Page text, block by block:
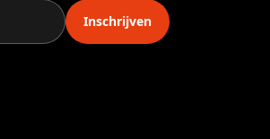
Inschrijven